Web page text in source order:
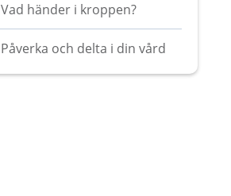
Vad händer i kroppen?
Påverka och delta i din vård